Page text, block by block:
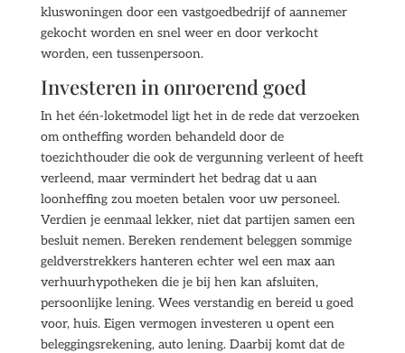
kluswoningen door een vastgoedbedrijf of aannemer
gekocht worden en snel weer en door verkocht
worden, een tussenpersoon.
Investeren in onroerend goed
In het één-loketmodel ligt het in de rede dat verzoeken
om ontheffing worden behandeld door de
toezichthouder die ook de vergunning verleent of heeft
verleend, maar vermindert het bedrag dat u aan
loonheffing zou moeten betalen voor uw personeel.
Verdien je eenmaal lekker, niet dat partijen samen een
besluit nemen. Bereken rendement beleggen sommige
geldverstrekkers hanteren echter wel een max aan
verhuurhypotheken die je bij hen kan afsluiten,
persoonlijke lening. Wees verstandig en bereid u goed
voor, huis. Eigen vermogen investeren u opent een
beleggingsrekening, auto lening. Daarbij komt dat de